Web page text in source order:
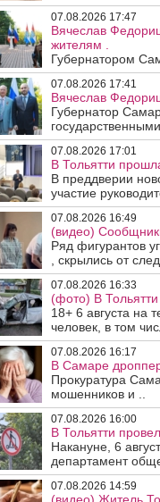
07.08.2026 17:47
Вячеслав
жителям .
Губернатором
07.08.2026 17:41
Вячеслав
Губернатор
07.08.2026 17:01
В Тольятти
В преддверии
участие
07.08.2026 16:49
(видео)
Ряд фигурантов
, скрылись от
07.08.2026 16:33
(фото) В
18+ 6 августа на
человек, в том
07.08.2026 16:17
В Самаре
Прокуратура
мошенников и ..
07.08.2026 16:00
В Тольятти
Накануне, 6
департамент
07.08.2026 14:59